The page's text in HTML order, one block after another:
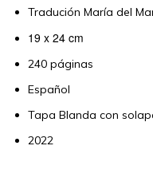
Tradución María del
19 x 24 cm
240 páginas
Español
Tapa Blanda con
2022